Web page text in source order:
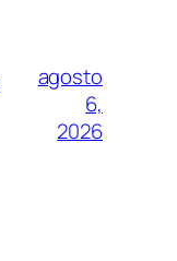
agosto
6,
2026